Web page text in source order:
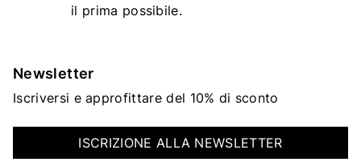
il prima possibile.
Newsletter
Iscriversi e approfittare del 10% di sconto
ISCRIZIONE ALLA NEWSLETTER